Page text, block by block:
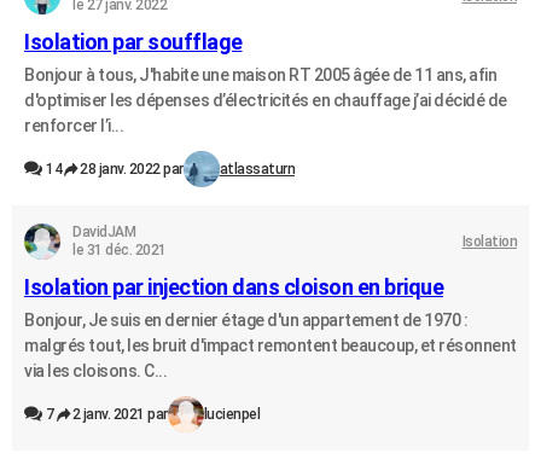
le 27 janv. 2022
Isolation par soufflage
Bonjour à tous, J'habite une maison RT 2005 âgée de 11 ans, afin
d'optimiser les dépenses d’électricités en chauffage j’ai décidé de
renforcer l’i...
14 28 janv. 2022 par atlassaturn
DavidJAM
le 31 déc. 2021
Isolation
Isolation par injection dans cloison en brique
Bonjour, Je suis en dernier étage d'un appartement de 1970 :
malgrés tout, les bruit d'impact remontent beaucoup, et résonnent
via les cloisons. C...
7 2 janv. 2021 par lucienpel